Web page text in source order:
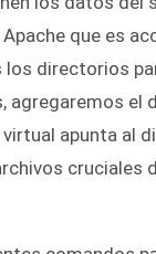
que es
directorios
agregaremos
apunta al